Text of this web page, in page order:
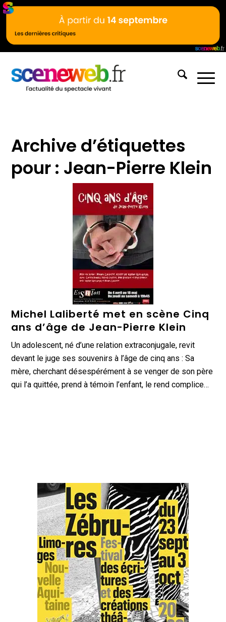
Archive d’étiquettes
pour : Jean-Pierre Klein
Michel Laliberté met en scène Cinq
ans d’âge de Jean-Pierre Klein
Un adolescent, né d’une relation extraconjugale, revit
devant le juge ses souvenirs à l’âge de cinq ans : Sa
mère, cherchant désespérément à se venger de son père
qui l’a quittée, prend à témoin l’enfant, le rend complice…